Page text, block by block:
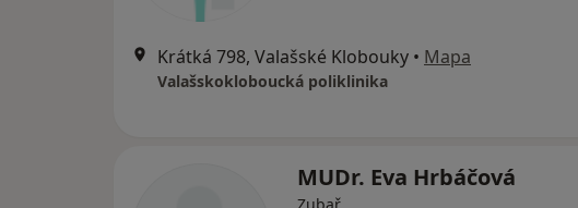
Krátká 798, Valašské Klobouky • Mapa
Valašskokloboucká poliklinika
MUDr. Eva Hrbáčová